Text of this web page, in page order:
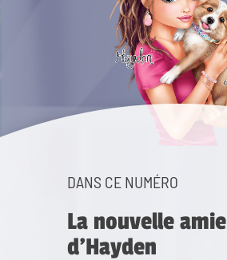
DANS CE NUMÉRO
La nouvelle amie
d’Hayden